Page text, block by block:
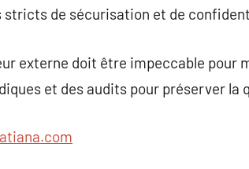
de sécurisation et de
externe doit être impeccable pour
et des audits pour préserver la